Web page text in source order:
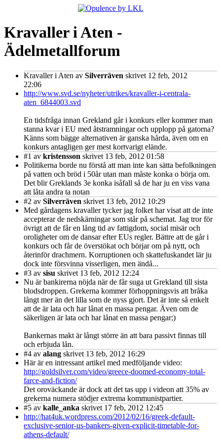
Kravaller i Aten -
Ädelmetallforum
Kravaller i Aten av Silverräven skrivet 12 feb, 2012
22:06
http://www.svd.se/nyheter/utrikes/kravaller-i-centrala-
aten_6844003.svd
En tidsfråga innan Grekland går i konkurs eller kommer man
stanna kvar i EU med åtstramningar och upplopp på gatorna?
Känns som bägge alternativen är ganska hårda, även om en
konkurs antagligen ger mest kortvarigt elände.
#1 av kristensson skrivet 13 feb, 2012 01:58
Politikerna borde nu förstå att man inte kan sätta befolkningen
på vatten och bröd i 50år utan man måste konka o börja om.
Det blir Greklands 3e konka isåfall så de har ju en viss vana
att låta andra ta notan
#2 av Silverräven skrivet 13 feb, 2012 10:29
Med gårdagens kravaller tycker jag folket har visat att de inte
accepterar de nedskärningar som står på schemat. Jag tror för
övrigt att de får en lång tid av fattigdom, social misär och
oroligheter om de dansar efter EUs regler. Bättre att de går i
konkurs och får de överstökat och börjar om på nytt, och
återinför drachmern. Korruptionen och skattefuskandet lär ju
dock inte försvinna visserligen, men ändå...
#3 av sisu skrivet 13 feb, 2012 12:24
Nu är bankirerna nöjda när de får suga ut Grekland till sista
blodsdroppen. Grekerna kommer förhoppningsvis att bråka
långt mer än det lilla som de nyss gjort. Det är inte så enkelt
att de är lata och har lånat en massa pengar. Även om de
säkerligen är lata och har lånat en massa pengar;)
Bankernas makt är långt större än att bara passivt finnas till
och erbjuda lån.
#4 av alang skrivet 13 feb, 2012 16:29
Här är en intressant artikel med medföljande video:
http://goldsilver.com/video/greece-doomed-economy-total-
farce-and-fiction/
Det oroväckande är dock att det tas upp i videon att 35% av
grekerna numera stödjer extrema kommunistpartier.
#5 av kalle_anka skrivet 17 feb, 2012 12:45
http://hat4uk.wordpress.com/2012/02/16/greek-default-
exclusive-senior-us-bankers-given-explicit-timetable-for-
athens-default/